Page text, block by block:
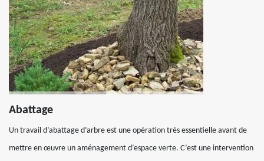
Abattage
Un travail d’abattage d’arbre est une opération très essentielle avant de
mettre en œuvre un aménagement d’espace verte. C’est une intervention